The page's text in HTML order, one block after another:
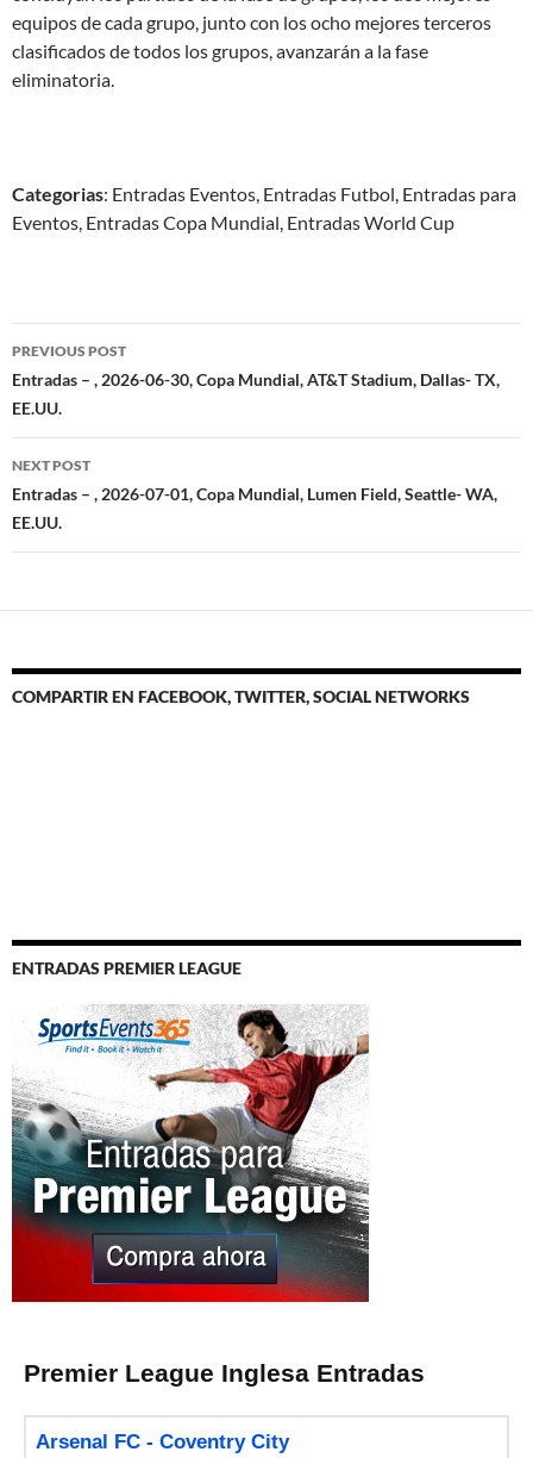
equipos de cada grupo, junto con los ocho mejores terceros
clasificados de todos los grupos, avanzarán a la fase
eliminatoria.
Categorias: Entradas Eventos, Entradas Futbol, Entradas para
Eventos, Entradas Copa Mundial, Entradas World Cup
Post
navigation
PREVIOUS POST
Entradas – , 2026-06-30, Copa Mundial, AT&T Stadium, Dallas- TX,
EE.UU.
NEXT POST
Entradas – , 2026-07-01, Copa Mundial, Lumen Field, Seattle- WA,
EE.UU.
COMPARTIR EN FACEBOOK, TWITTER, SOCIAL NETWORKS
ENTRADAS PREMIER LEAGUE